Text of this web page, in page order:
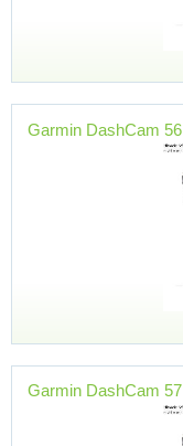
Garmin DashCam 56
Garmin DashCam 57